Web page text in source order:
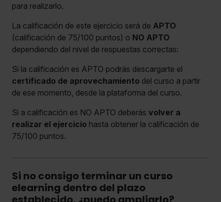
para realizarlo.
La calificación de este ejercicio será de APTO
(calificación de 75/100 puntos) o NO APTO
dependiendo del nivel de respuestas correctas:
Si la calificación es APTO podrás descargarte el
certificado de aprovechamiento del curso a partir
de ese momento, desde la plataforma del curso.
Si a calificación es NO APTO deberás volver a
realizar el ejercicio hasta obtener la calificación de
75/100 puntos.
Si no consigo terminar un curso
elearning dentro del plazo